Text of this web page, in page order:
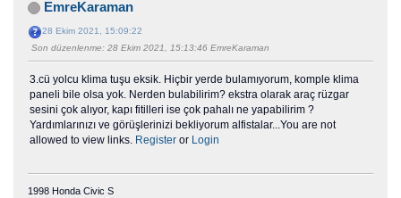
EmreKaraman
28 Ekim 2021, 15:09:22
Son düzenlenme: 28 Ekim 2021, 15:13:46 EmreKaraman
3.cü yolcu klima tuşu eksik. Hiçbir yerde bulamıyorum, komple klima
paneli bile olsa yok. Nerden bulabilirim? ekstra olarak araç rüzgar
sesini çok alıyor, kapı fitilleri ise çok pahalı ne yapabilirim ?
Yardımlarınızı ve görüşlerinizi bekliyorum alfistalar...You are not
allowed to view links. Register or Login
1998 Honda Civic S